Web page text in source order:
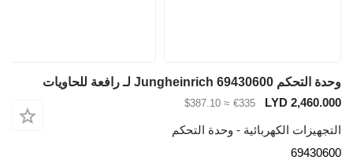
وحدة التحكم Jungheinrich 69430600 لـ رافعة للحاويات
LYD 2,460.000
€335
≈ $387.10
التجهيزات الكهربائية - وحدة التحكم
69430600